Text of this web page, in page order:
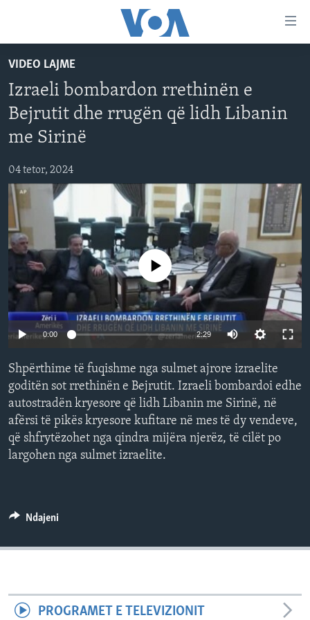
faqen
kryesore
tek
faqja
Kalo
tek
kërkimi
FAQJA KRYESORE
KATEGORITË
AMERIKA
EVROPA
MJEDISI
KULTURË
SHKENCË DHE TEKNOLOGJI
SHËNDETËSI
INTERVISTA
DITARI
FOLLOW US
Gjuhët
VIDEO LAJME
Izraeli bombardon rrethinën e
Bejrutit dhe rrugën që lidh Libanin
me Sirinë
04 tetor, 2024
No media source currently available
0:00 2:29
Shpërthime të fuqishme nga sulmet ajrore izraelite
goditën sot rrethinën e Bejrutit. Izraeli bombardoi edhe
autostradën kryesore që lidh Libanin me Sirinë, në
afërsi të pikës kryesore kufitare në mes të dy vendeve,
që shfrytëzohet nga qindra mijëra njerëz, të cilët po
largohen nga sulmet izraelite.
Ndajeni
PROGRAMET E TELEVIZIONIT